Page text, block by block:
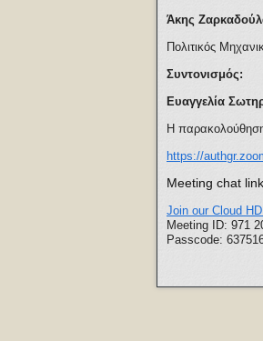
Άκης
Πολιτικός
Συντονισμός:
Ευαγγελία
Η παρακολούθηση
https://
Meeting chat link
Join our Cloud
Meeting ID: 971
Passcode: